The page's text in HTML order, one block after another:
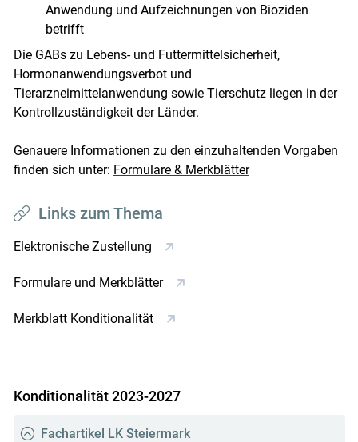
Anwendung und Aufzeichnungen von Bioziden
betrifft
Die GABs zu Lebens- und Futtermittelsicherheit,
Hormonanwendungsverbot und
Tierarzneimittelanwendung sowie Tierschutz liegen in der
Kontrollzuständigkeit der Länder.
Genauere Informationen zu den einzuhaltenden Vorgaben
finden sich unter: Formulare & Merkblätter
Links zum Thema
Elektronische Zustellung
Formulare und Merkblätter
Merkblatt Konditionalität
Konditionalität 2023-2027
Fachartikel LK Steiermark